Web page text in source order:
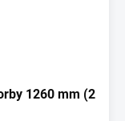
1260 mm (2